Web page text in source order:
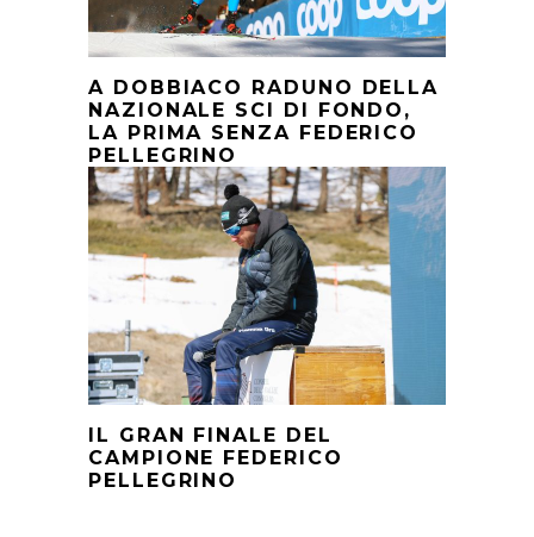
A DOBBIACO RADUNO DELLA
NAZIONALE SCI DI FONDO,
LA PRIMA SENZA FEDERICO
PELLEGRINO
IL GRAN FINALE DEL
CAMPIONE FEDERICO
PELLEGRINO